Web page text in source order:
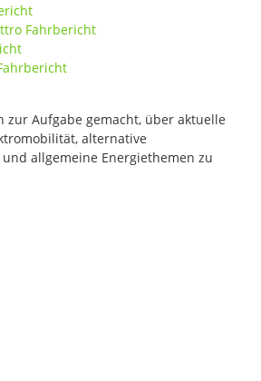
zur Aufgabe gemacht, über aktuelle
alternative
allgemeine Energiethemen zu